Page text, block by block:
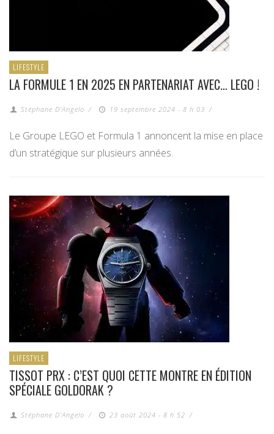
LIFESTYLE
LA FORMULE 1 EN 2025 EN PARTENARIAT AVEC… LEGO !
Stéphane D'Angelo / 19 septembre 2024 - 8 h 03 /
Le Groupe LEGO et Formula 1 annoncent la mise en place
d’un stratégique sur plusieurs années.
LIFESTYLE
TISSOT PRX : C’EST QUOI CETTE MONTRE EN ÉDITION
SPÉCIALE GOLDORAK ?
Stéphane D'Angelo / 23 août 2024 - 8 h 52 /